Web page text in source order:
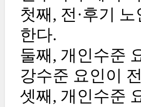
첫째, 전·후기
한다.
둘째, 개인수준
강수준 요인이
셋째, 개인수준